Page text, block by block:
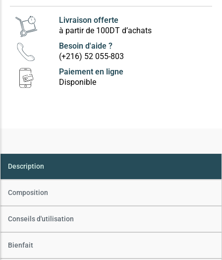
Soins ciblés famille(4)
Livraison offerte
à partir de 100DT d’achats
Besoin d'aide ?
(+216) 52 055-803
Paiement en ligne
Disponible
Bienfait
Conseils d'utilisation
Composition
Description